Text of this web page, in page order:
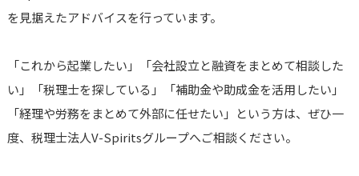
を見据えたアドバイスを行っています。
「これから起業したい」「会社設立と融資をまとめて相談した
い」「税理士を探している」「補助金や助成金を活用したい」
「経理や労務をまとめて外部に任せたい」という方は、ぜひ一
度、税理士法人V-Spiritsグループへご相談ください。